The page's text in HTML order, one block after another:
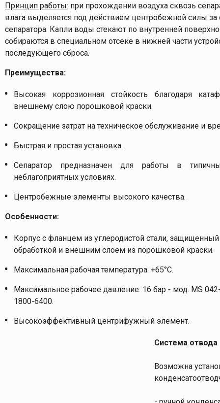
Принцип работы: при прохождении воздуха сквозь
влага выделяется под действием центробежной силы за
сепаратора. Капли воды стекают по внутренней
собираются в специальном отсеке в нижней части
последующего сброса.
Преимущества:
Высокая коррозионная стойкость благодаря
внешнему слою порошковой краски.
Сокращение затрат на техническое обслуживание и
Быстрая и простая установка.
Сепаратор предназначен для работы в
неблагоприятных условиях.
Центробежные элементы высокого качества.
Особенности:
Корпус с фланцем из углеродистой стали,
обработкой и внешним слоем из порошковой краски.
Максимальная рабочая температура: +65°C.
Максимальное рабочее давление: 16 бар - мод. MS
1800-6400.
Высокоэффективный центрифужный элемент.
Система отвода
Возможна